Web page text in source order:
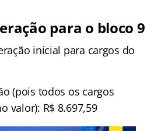
para o bloco 9
inicial para cargos do
(pois todos os cargos
valor): R$ 8.697,59